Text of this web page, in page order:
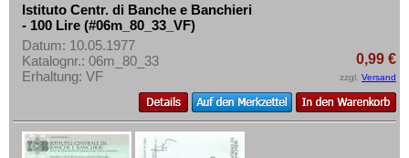
Istituto Centr. di Banche e Banchieri
- 100 Lire (#06m_80_33_VF)
Datum: 10.05.1977
Katalognr.: 06m_80_33
Erhaltung: VF
0,99 €
zzgl. Versand